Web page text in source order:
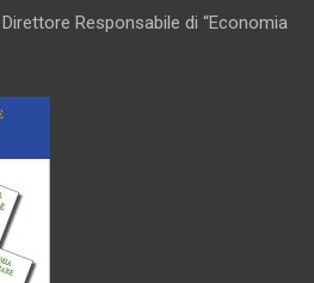
Responsabile di “Economia